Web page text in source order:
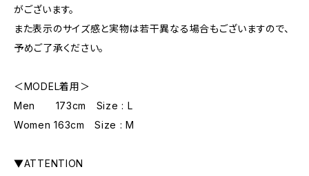
がございます。
また表示のサイズ感と実物は若干異なる場合もございますので、
予めご了承ください。
＜MODEL着用＞
Men 173cm Size : L
Women 163cm Size : M
▼ATTENTION